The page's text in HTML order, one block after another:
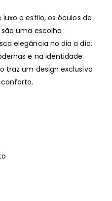
e estilo, os óculos de
são uma escolha
elegância no dia a dia.
e na identidade
traz um design exclusivo